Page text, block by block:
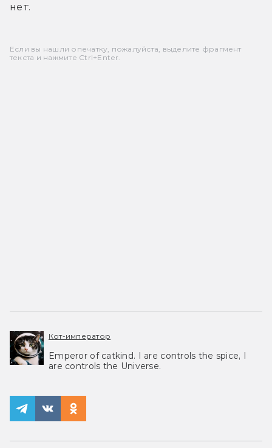
нет.
Если вы нашли опечатку, пожалуйста, выделите фрагмент
текста и нажмите Ctrl+Enter.
Кот-император
Emperor of catkind. I are controls the spice, I
are controls the Universe.